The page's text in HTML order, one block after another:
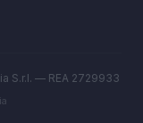
S.r.l. — REA 2729933